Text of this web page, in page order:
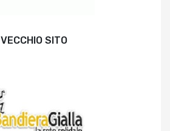
VECCHIO SITO